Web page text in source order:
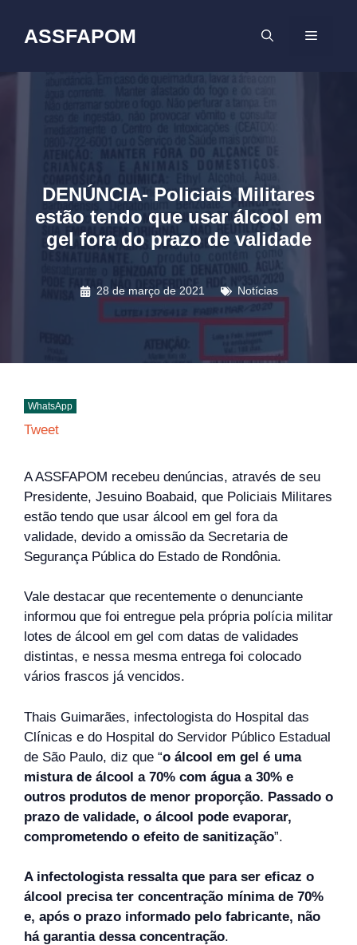
conteúdo
ASSFAPOM MENU
DENÚNCIA- Policiais Militares
estão tendo que usar álcool em
gel fora do prazo de validade
28 de março de 2021 Notícias
WhatsApp
Tweet
A ASSFAPOM recebeu denúncias, através de seu
Presidente, Jesuino Boabaid, que Policiais Militares
estão tendo que usar álcool em gel fora da
validade, devido a omissão da Secretaria de
Segurança Pública do Estado de Rondônia.
Vale destacar que recentemente o denunciante
informou que foi entregue pela própria polícia militar
lotes de álcool em gel com datas de validades
distintas, e nessa mesma entrega foi colocado
vários frascos já vencidos.
Thais Guimarães, infectologista do Hospital das
Clínicas e do Hospital do Servidor Público Estadual
de São Paulo, diz que “o álcool em gel é uma
mistura de álcool a 70% com água a 30% e
outros produtos de menor proporção. Passado o
prazo de validade, o álcool pode evaporar,
comprometendo o efeito de sanitização”.
A infectologista ressalta que para ser eficaz o
álcool precisa ter concentração mínima de 70%
e, após o prazo informado pelo fabricante, não
há garantia dessa concentração.